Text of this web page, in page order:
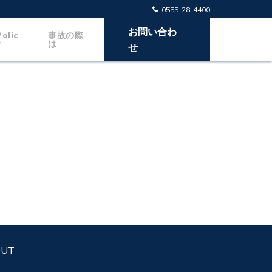
0555-28-4400
事故の際
は
お問い合わ
せ